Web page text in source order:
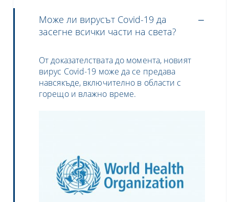
Може ли вирусът Covid-19 да
засегне всички части на света?
От доказателствата до момента, новият
вирус Covid-19 може да се предава
навсякъде, включително в области с
горещо и влажно време.